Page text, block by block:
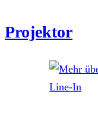
Projektor